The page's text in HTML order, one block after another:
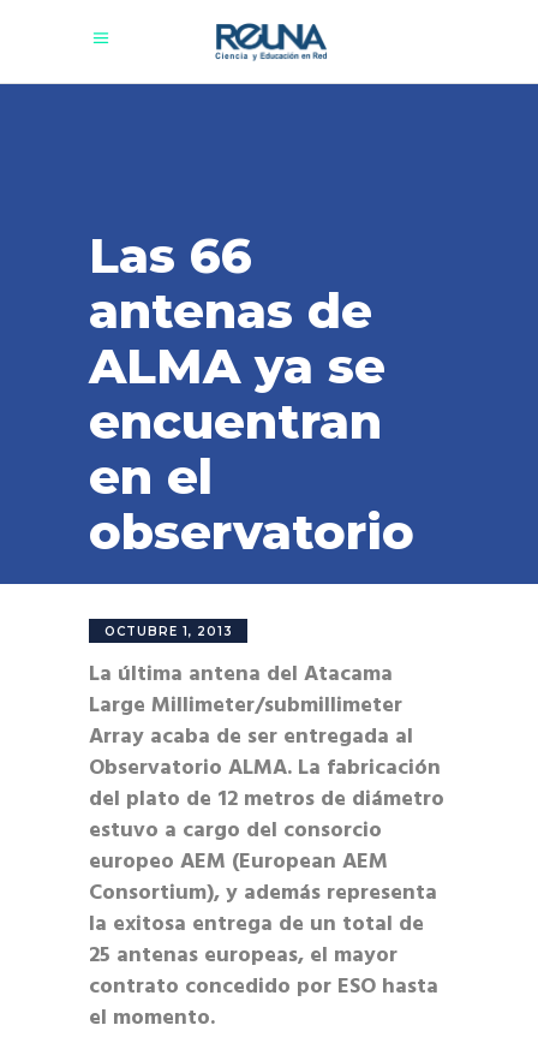
Las 66
antenas de
ALMA ya se
encuentran
en el
observatorio
OCTUBRE 1, 2013
La última antena del Atacama
Large Millimeter/submillimeter
Array acaba de ser entregada al
Observatorio ALMA. La fabricación
del plato de 12 metros de diámetro
estuvo a cargo del consorcio
europeo AEM (European AEM
Consortium), y además representa
la exitosa entrega de un total de
25 antenas europeas, el mayor
contrato concedido por ESO hasta
el momento.